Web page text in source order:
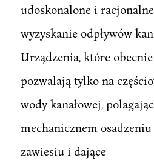
udoskonalone i
wyzyskanie odpływów
Urządzenia, które obecnie
pozwalają tylko na
wody kanałowej,
mechanicznem
zawiesiu i dające